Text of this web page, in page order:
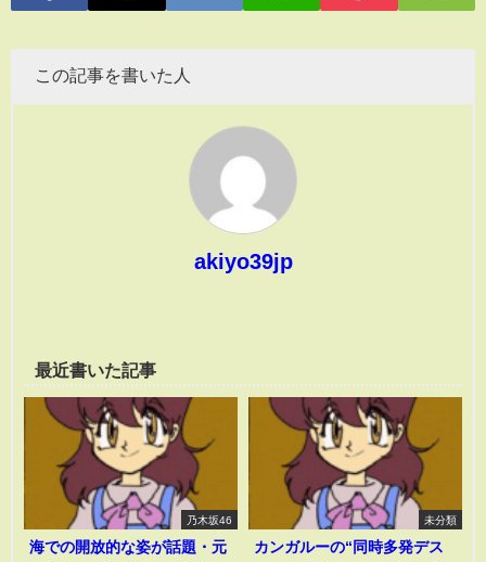
この記事を書いた人
akiyo39jp
最近書いた記事
乃木坂46
海での開放的な姿が話題・元
未分類
カンガルーの“同時多発デス